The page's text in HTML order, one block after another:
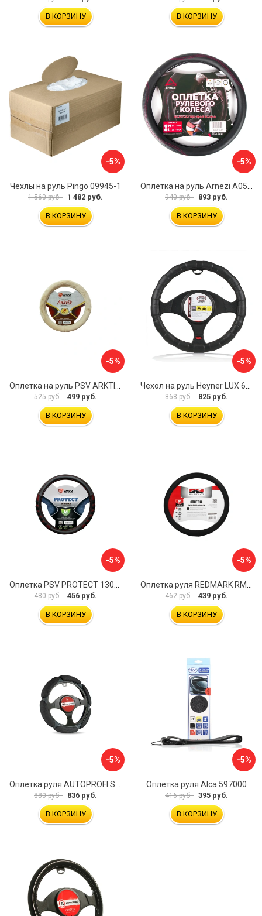
В КОРЗИНУ В КОРЗИНУ
-5%
Чехлы на руль Pingo 09945-1
1 560 руб. 1 482 руб.
В КОРЗИНУ
-5%
940 руб. 893 руб.
В КОРЗИНУ
-5%
525 руб. 499 руб.
В КОРЗИНУ
-5%
868 руб. 825 руб.
В КОРЗИНУ
-5%
Оплетка PSV PROTECT 130503
480 руб. 456 руб.
В КОРЗИНУ
-5%
Оплетка руля REDMARK RM78002
462 руб. 439 руб.
В КОРЗИНУ
-5%
880 руб. 836 руб.
В КОРЗИНУ
-5%
Оплетка руля Alca 597000
416 руб. 395 руб.
В КОРЗИНУ